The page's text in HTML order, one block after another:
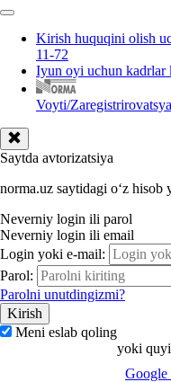
Kirish huquqini olish
11-72
Iyun oyi uchun kadrlar
Voyti/Zaregistrirovatsya
Saytda avtorizatsiya
norma.uz saytidagi oʻz
Neverniy login ili parol
Neverniy login ili email
Login yoki e-mail:
Parol:
Parolni unutdingizmi?
Meni eslab qoling
yoki
Google